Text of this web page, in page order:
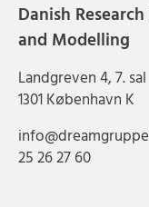
Danish
and Modelling
Landgreven 4, 7. sal
1301 København K
25 26 27 60